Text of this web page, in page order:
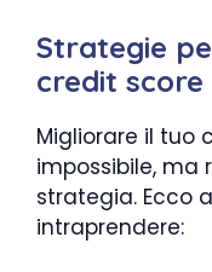
Strategie
credit score
Migliorare il tuo
impossibile, ma
strategia. Ecco
intraprendere: